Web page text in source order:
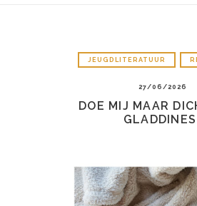
JEUGDLITERATUUR
27/06/2026
DOE MIJ MAAR
GLADDINES